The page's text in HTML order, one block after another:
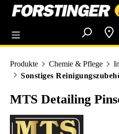
springen
Produkte Chemie & Pflege
Sonstiges
MTS Detailing